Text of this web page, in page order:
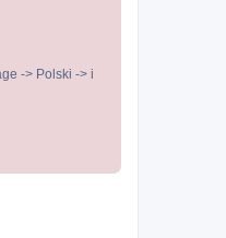
-> Polski -> i